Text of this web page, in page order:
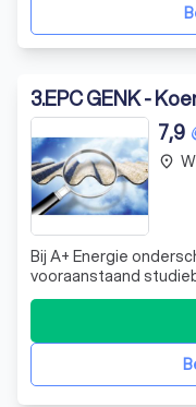
3.EPC GENK -
7,9
Bij A+ Energie
vooraanstaand
gespecialiseerd in
immo- en
certificering,
luchtdichtheid,
place